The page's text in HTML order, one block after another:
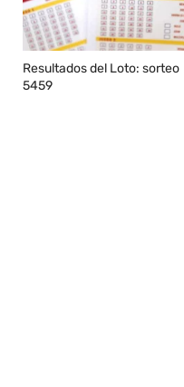
Resultados del Loto: sorteo
5459